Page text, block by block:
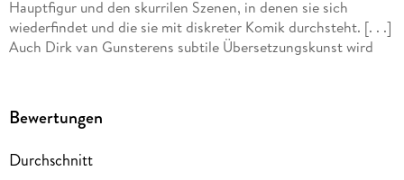
Hauptfigur und den skurrilen Szenen, in denen sie sich
wiederfindet und die sie mit diskreter Komik durchsteht. [. . .]
Auch Dirk van Gunsterens subtile Übersetzungskunst wird
"Ein mal slapstickhaft komischer, mal nachdenklicher und
KULTURSPIEGEL
Bewertungen
Durchschnitt